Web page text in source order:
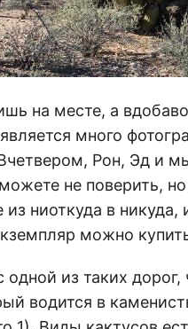
на месте, а
много
Рон, Эд и
не поверить,
ниоткуда в никуда,
можно
одной из таких
водится в